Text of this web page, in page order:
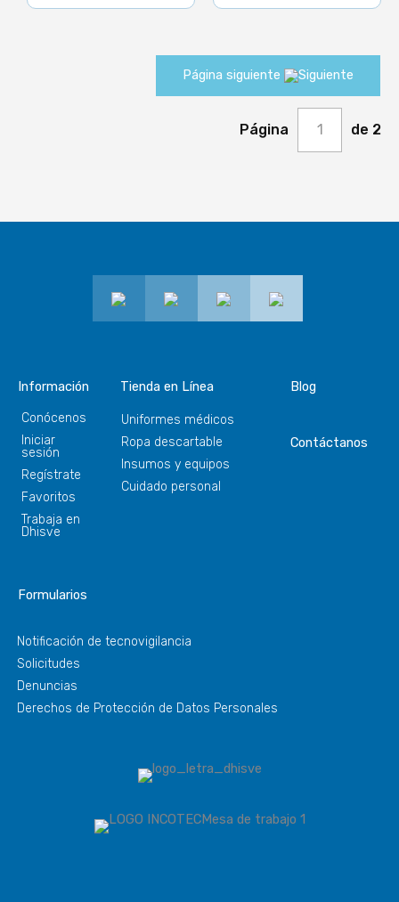
Página siguiente
Página 1 de 2
Información
Conócenos
Iniciar
sesión
Regístrate
Favoritos
Trabaja en
Dhisve
Tienda en Línea
Uniformes médicos
Ropa descartable
Insumos y equipos
Cuidado personal
Blog
Contáctanos
Formularios
Notificación de tecnovigilancia
Solicitudes
Denuncias
Derechos de Protección de Datos Personales